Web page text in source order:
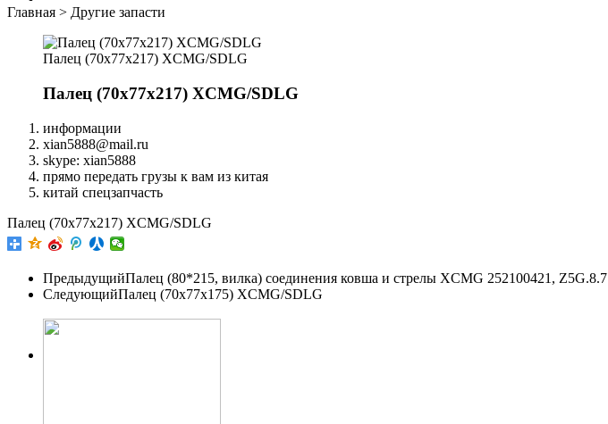
Главная > Другие запасти
Палец (70x77x217) XCMG/SDLG
Палец (70x77x217) XCMG/SDLG
информации
xian5888@mail.ru
skype: xian5888
прямо передать грузы к вам из китая
китай спецзапчасть
Палец (70x77x217) XCMG/SDLG
ПредыдущийПалец (80*215, вилка) соединения ковша и стрелы XCMG 252100421, Z5G.8.7
СледующийПалец (70x77x175) XCMG/SDLG